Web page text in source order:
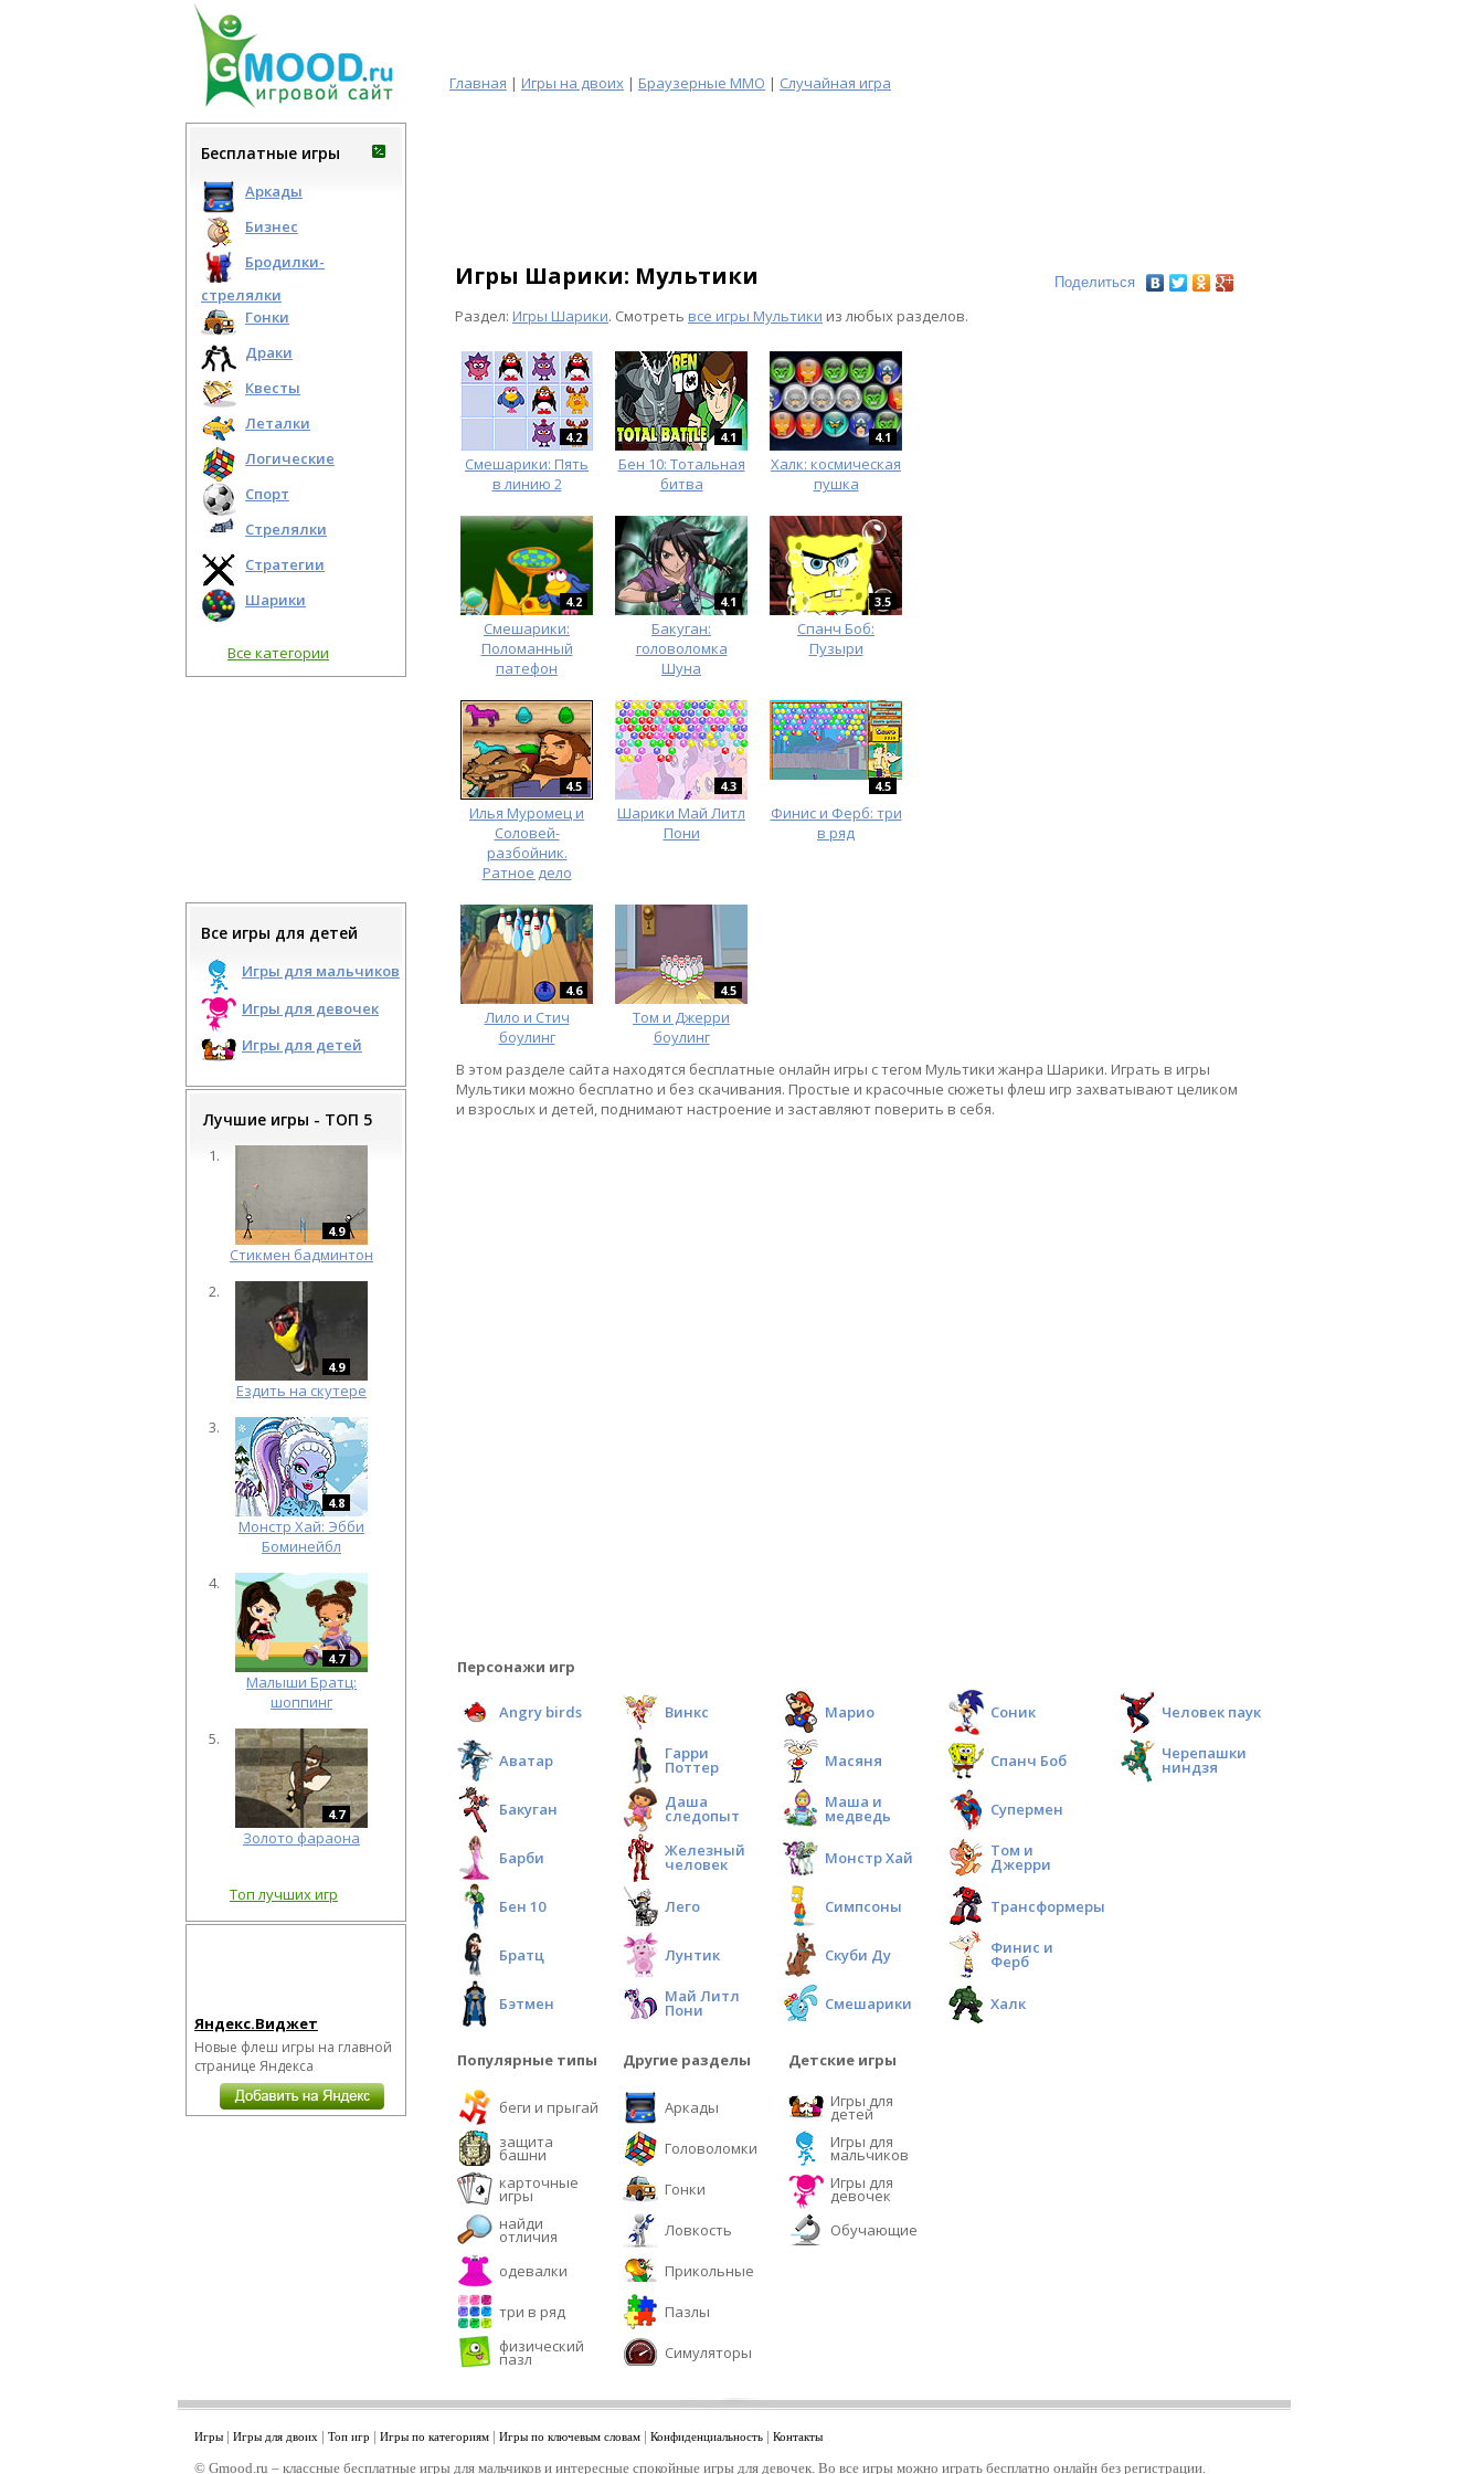
Главная | Игры на двоих | Браузерные MMO | Случайная игра
Бесплатные игры
Аркады
Бизнес
Бродилки-
стрелялки
Гонки
Драки
Квесты
Леталки
Логические
Спорт
Стрелялки
Стратегии
Шарики
Все категории
Все игры для детей
Игры для мальчиков
Игры для девочек
Игры для детей
Лучшие игры - ТОП 5
4.9
Cтикмен бадминтон
4.9
Ездить на скутере
4.8
Монстр Хай: Эбби
Боминейбл
4.7
Малыши Братц:
шоппинг
4.7
Золото фараона
Топ лучших игр
Яндекс.Виджет
Новые флеш игры на главной
странице Яндекса
Игры Шарики: Мультики Поделиться
Раздел: Игры Шарики. Смотреть все игры Мультики из любых разделов.
4.2
Смешарики: Пять
в линию 2
4.1
Бен 10: Тотальная
битва
4.1
Халк: космическая
пушка
4.2
Смешарики:
Поломанный
патефон
4.1
Бакуган:
головоломка
Шуна
3.5
Спанч Боб:
Пузыри
4.5
Илья Муромец и
Соловей-
разбойник.
Ратное дело
4.3
Шарики Май Литл
Пони
4.5
Финис и Ферб: три
в ряд
4.6
Лило и Стич
боулинг
4.5
Том и Джерри
боулинг
В этом разделе сайта находятся бесплатные онлайн игры с тегом Мультики жанра Шарики. Играть в игры
Мультики можно бесплатно и без скачивания. Простые и красочные сюжеты флеш игр захватывают целиком
и взрослых и детей, поднимают настроение и заставляют поверить в себя.
Персонажи игр
Angry birds
Аватар
Бакуган
Барби
Бен 10
Братц
Бэтмен
Винкс
Гарри
Поттер
Даша
следопыт
Железный
человек
Лего
Лунтик
Май Литл
Пони
Марио
Масяня
Маша и
медведь
Монстр Хай
Симпсоны
Скуби Ду
Смешарики
Соник
Спанч Боб
Супермен
Том и
Джерри
Трансформеры
Финис и
Ферб
Халк
Человек паук
Черепашки
ниндзя
Популярные типы
беги и прыгай
защита
башни
карточные
игры
найди
отличия
одевалки
три в ряд
физический
пазл
Другие разделы
Аркады
Головоломки
Гонки
Ловкость
Прикольные
Пазлы
Симуляторы
Детские игры
Игры для
детей
Игры для
мальчиков
Игры для
девочек
Обучающие
Игры| Игры для двоих| Топ игр | Игры по категориям| Игры по ключевым словам| Конфиденциальность| Контакты
© Gmood.ru – классные бесплатные игры для мальчиков и интересные спокойные игры для девочек. Во все игры можно играть бесплатно онлайн без регистрации.